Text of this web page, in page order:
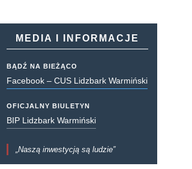
MEDIA I INFORMACJE
BĄDŹ NA BIEŻĄCO
Facebook – CUS Lidzbark Warmiński
OFICJALNY BIULETYN
BIP Lidzbark Warmiński
„Naszą inwestycją są ludzie”